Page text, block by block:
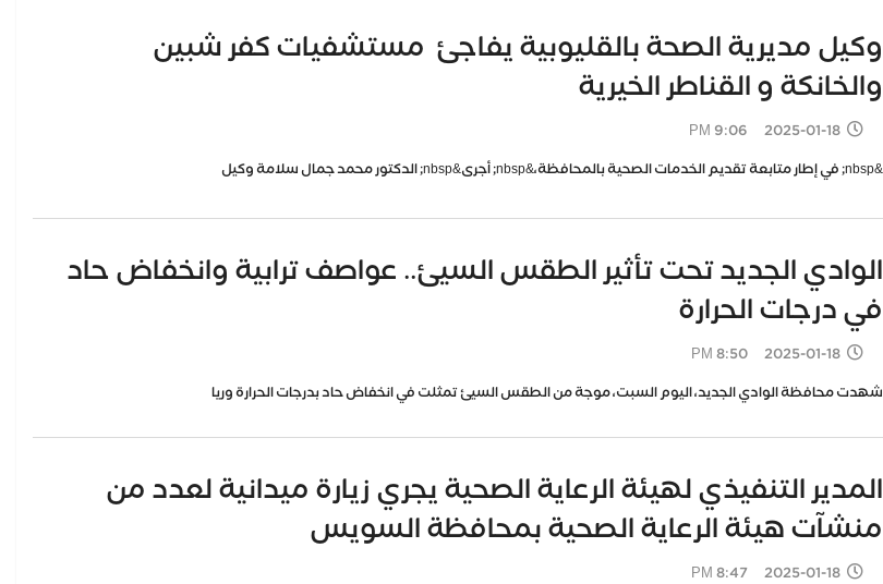
وكيل مديرية الصحة بالقليوبية يفاجئ مستشفيات كفر شبين
والخانكة و القناطر الخيرية
2025-01-18 9:06 PM
&nbsp; في إطار متابعة تقديم الخدمات الصحية بالمحافظة،&nbsp; أجرى&nbsp; الدكتور محمد جمال سلامة وكيل
الوادي الجديد تحت تأثير الطقس السيئ.. عواصف ترابية وانخفاض حاد
في درجات الحرارة
2025-01-18 8:50 PM
شهدت محافظة الوادي الجديد، اليوم السبت، موجة من الطقس السيئ تمثلت في انخفاض حاد بدرجات الحرارة وريا
المدير التنفيذي لهيئة الرعاية الصحية يجري زيارة ميدانية لعدد من
منشآت هيئة الرعاية الصحية بمحافظة السويس
2025-01-18 8:47 PM